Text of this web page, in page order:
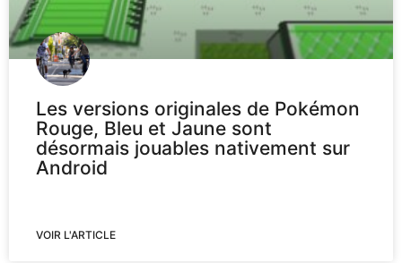
Les versions originales de Pokémon
Rouge, Bleu et Jaune sont
désormais jouables nativement sur
Android
VOIR L'ARTICLE